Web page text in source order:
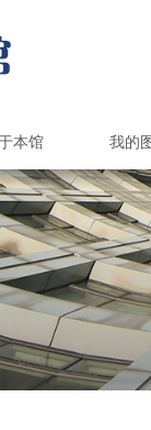
学位论文提交系统
读者指南
开通与使用
借还书
续借
图书预约/委托取书
遗失损坏与赔偿
读者服务总览
阅览室规则
馆际互借和文献传
版权声明
补贴政策&收费
联系方式
科技查新
查收查引
定题服务
情报分析
核心期刊
新生入馆教育
讲座培训
文献检索课程
自修/研究空间预约
钱伟长馆空间预约
文荟馆空间预约
自助借还书
借阅电子书刊
自助选座
本馆
概况 校本部
钱伟长
文荟图
联合图
时间 校本部
钱伟长
文荟图
联合图
组织 图书馆
部门
制度 读者
借阅
图书馆
与交流 图书馆
图书馆
图书馆
研究生 研究生
研究
研究
服务 新生
读书
毕业
优质服
天地 图书馆
学术
核心
馆内信
我们 联系图
联系专
我的